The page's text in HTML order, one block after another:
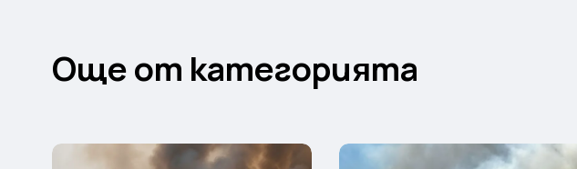
Още от категорията